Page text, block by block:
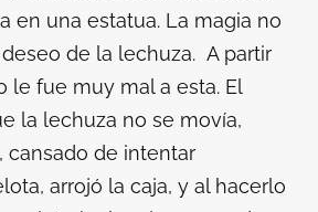
en una estatua. La magia no
de la lechuza. A partir
le fue muy mal a esta. El
la lechuza no se movía,
cansado de intentar
arrojó la caja, y al hacerlo